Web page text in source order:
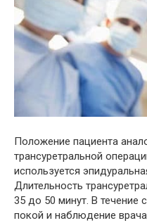
Положение пациента
трансуретральной
используется
Длительность
35 до 50 минут. В течение
покой и наблюдение